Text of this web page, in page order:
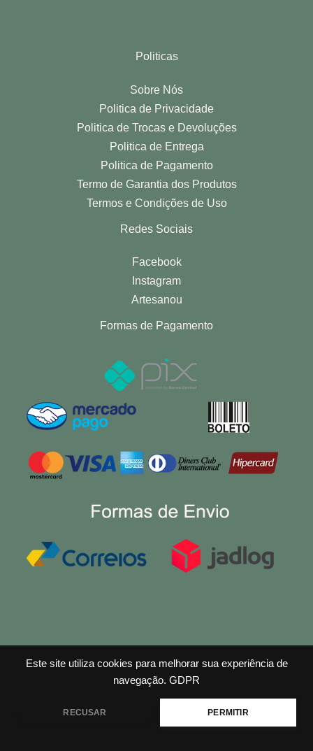
Este site utiliza cookies para melhorar sua experiência de
navegação. GDPR
RECUSAR PERMITIR
Politicas
Sobre Nós
Politica de Privacidade
Politica de Trocas e Devoluções
Politica de Entrega
Politica de Pagamento
Termo de Garantia dos Produtos
Termos e Condições de Uso
Redes Sociais
Facebook
Instagram
Artesanou
Formas de Pagamento